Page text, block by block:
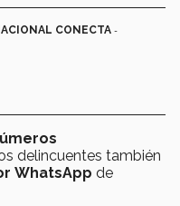
CONECTA -
delincuentes también
WhatsApp de